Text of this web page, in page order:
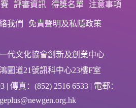
評審資訊 得獎名單 注意事項
我們 免責聲明及私隱政策
代文化協會創新及創業中心
圖道21號訊科中心23樓F室
| 傳真：(852) 2516 6533 | 電郵：